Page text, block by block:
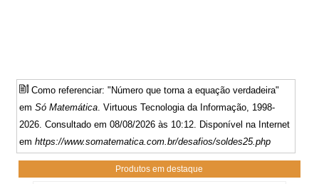
Como referenciar: "Número que torna a equação verdadeira"
emSó Matemática. Virtuous Tecnologia da Informação, 1998-
2026. Consultado em 08/08/2026 às 10:12. Disponível na Internet
emhttps://www.somatematica.com.br/desafios/soldes25.php
Produtos em destaque